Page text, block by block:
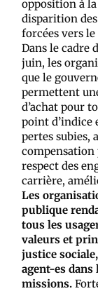
opposition à la
disparition
forcées vers
Dans le cadre
juin, les
que le
permettent
d’achat pour
point d’indice
pertes subies,
compensation
respect des
carrière,
Les
publique
tous les
valeurs et
justice
agent-es
missions.